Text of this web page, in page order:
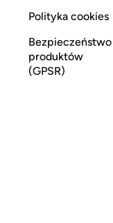
Polityka cookies
Bezpieczeństwo
produktów
(GPSR)